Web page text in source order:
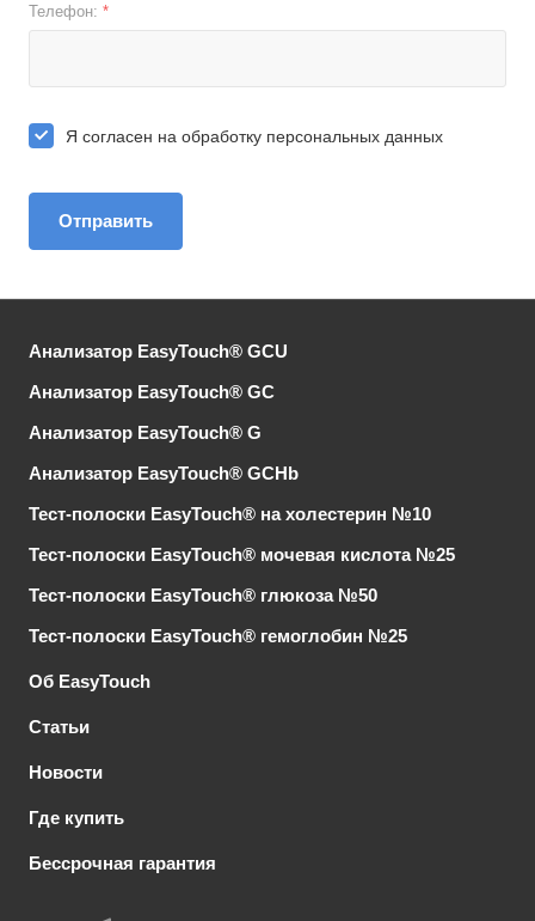
Телефон: *
Я согласен на обработку персональных данных
Отправить
Анализатор EasyTouch® GCU
Анализатор EasyTouch® GC
Анализатор EasyTouch® G
Анализатор EasyTouch® GCHb
Тест-полоски EasyTouch® на холестерин №10
Тест-полоски EasyTouch® мочевая кислота №25
Тест-полоски EasyTouch® глюкоза №50
Тест-полоски EasyTouch® гемоглобин №25
Об EasyTouch
Статьи
Новости
Где купить
Бессрочная гарантия